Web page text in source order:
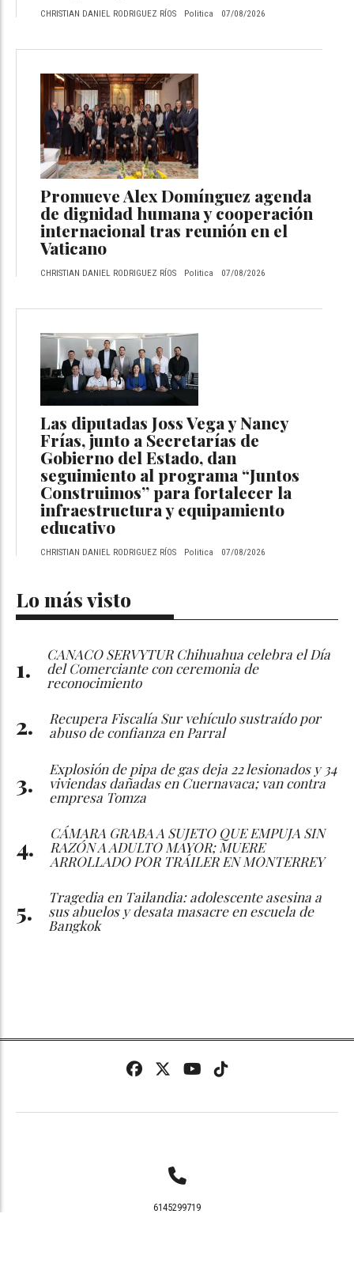
CHRISTIAN DANIEL RODRIGUEZ RÍOS Politica 07/08/2026
Promueve Alex Domínguez agenda
de dignidad humana y cooperación
internacional tras reunión en el
Vaticano
CHRISTIAN DANIEL RODRIGUEZ RÍOS Politica 07/08/2026
Las diputadas Joss Vega y Nancy
Frías, junto a Secretarías de
Gobierno del Estado, dan
seguimiento al programa “Juntos
Construimos” para fortalecer la
infraestructura y equipamiento
educativo
CHRISTIAN DANIEL RODRIGUEZ RÍOS Politica 07/08/2026
Lo más visto
CANACO SERVYTUR Chihuahua celebra el Día
del Comerciante con ceremonia de
reconocimiento
Recupera Fiscalía Sur vehículo sustraído por
abuso de confianza en Parral
Explosión de pipa de gas deja 22 lesionados y 34
viviendas dañadas en Cuernavaca; van contra
empresa Tomza
CÁMARA GRABA A SUJETO QUE EMPUJA SIN
RAZÓN A ADULTO MAYOR; MUERE
ARROLLADO POR TRÁILER EN MONTERREY
Tragedia en Tailandia: adolescente asesina a
sus abuelos y desata masacre en escuela de
Bangkok
6145299719